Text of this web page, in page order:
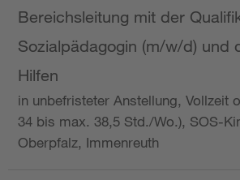
Bereichsleitung mit der
Sozialpädagogin (m/w/d) und
Hilfen
in unbefristeter Anstellung, Vollzeit
34 bis max. 38,5 Std./Wo.), SOS-
Oberpfalz, Immenreuth